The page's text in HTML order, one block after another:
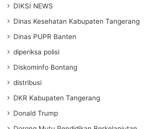
DIKSI NEWS
Dinas Kesehatan Kabupaten Tangerang
Dinas PUPR Banten
diperiksa polisi
Diskominfo Bontang
distribusi
DKR Kabupaten Tangerang
Donald Trump